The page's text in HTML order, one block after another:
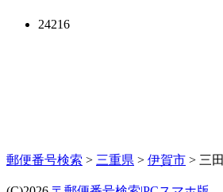
24216
郵便番号検索 > 三重県 > 伊賀市 > 三田